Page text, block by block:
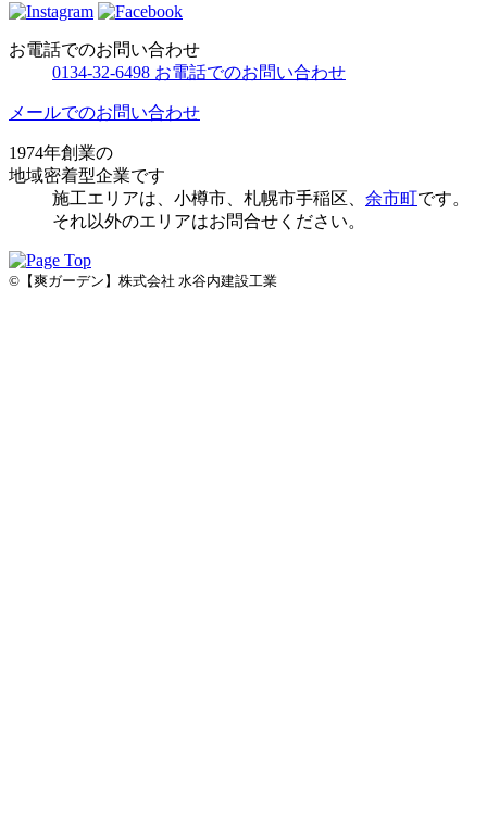
お電話でのお問い合わせ
0134-32-6498 お電話でのお問い合わせ
メールでのお問い合わせ
1974年創業の
地域密着型企業です
施⼯エリアは、⼩樽市、札幌市手稲区、 余市町です。
それ以外のエリアはお問合せください。
©【爽ガーデン】株式会社 水谷内建設工業